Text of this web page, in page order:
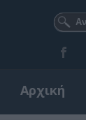
Αρχική